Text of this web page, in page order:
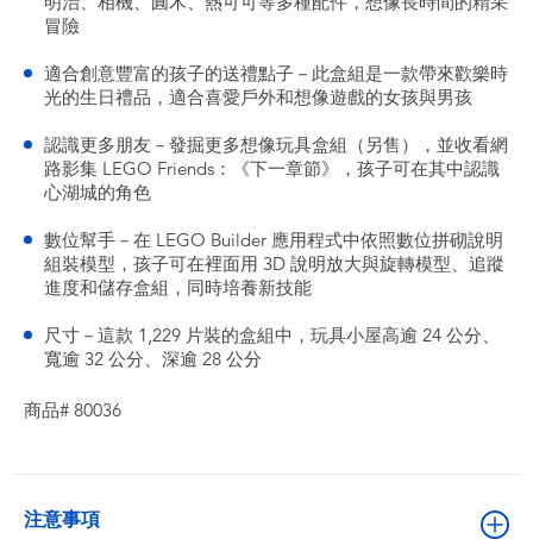
冒險
適合創意豐富的孩子的送禮點子－此盒組是一款帶來歡樂時
光的生日禮品，適合喜愛戶外和想像遊戲的女孩與男孩
認識更多朋友－發掘更多想像玩具盒組（另售），並收看網
路影集 LEGO Friends：《下一章節》，孩子可在其中認識
心湖城的角色
數位幫手－在 LEGO Builder 應用程式中依照數位拼砌說明
組裝模型，孩子可在裡面用 3D 說明放大與旋轉模型、追蹤
進度和儲存盒組，同時培養新技能
尺寸－這款 1,229 片裝的盒組中，玩具小屋高逾 24 公分、
寬逾 32 公分、深逾 28 公分
商品# 80036
注意事項